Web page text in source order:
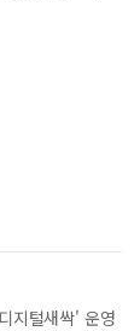
지털새싹' 운영